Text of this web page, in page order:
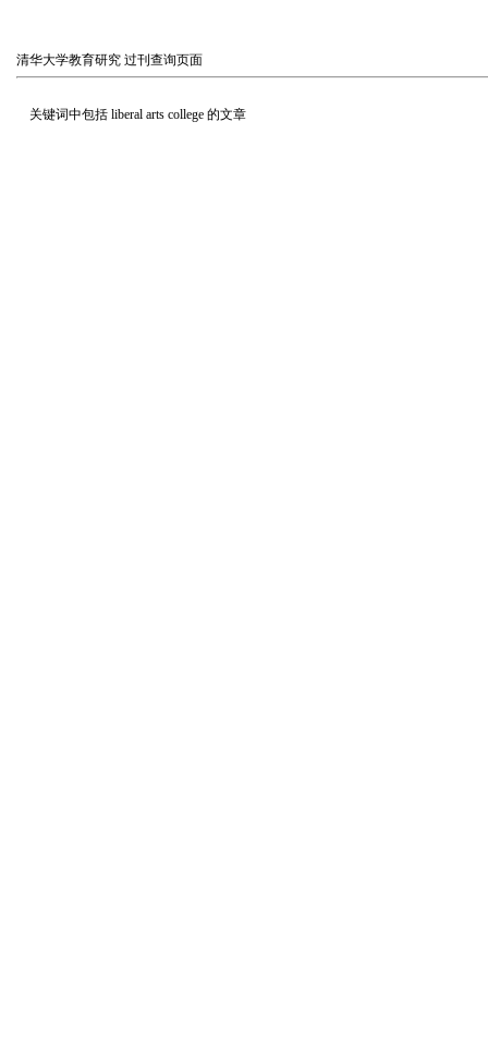
清华大学教育研究 过刊查询页面
关键词中包括 liberal arts college 的文章